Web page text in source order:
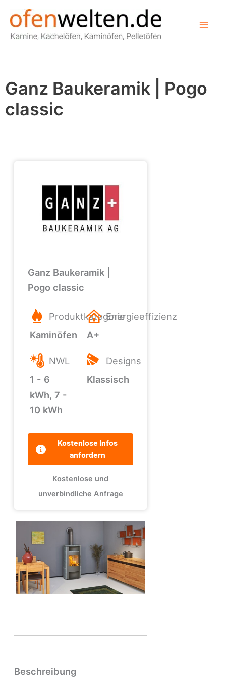
Inhalt
springen
Ganz Baukeramik | Pogo
classic
Ganz Baukeramik |
Pogo classic
Produktkategorie
Kaminöfen
Energieeffizienz
A+
NWL
1 - 6
kWh, 7 -
10 kWh
Designs
Klassisch
Kostenlose Infos
anfordern
Kostenlose und
unverbindliche Anfrage
Beschreibung